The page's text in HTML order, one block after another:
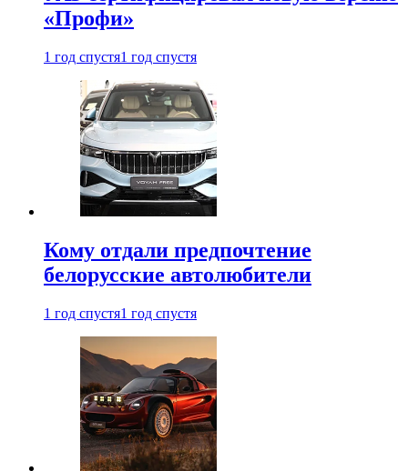
«Профи»
1 год спустя1 год спустя
Кому отдали предпочтение
белорусские автолюбители
1 год спустя1 год спустя